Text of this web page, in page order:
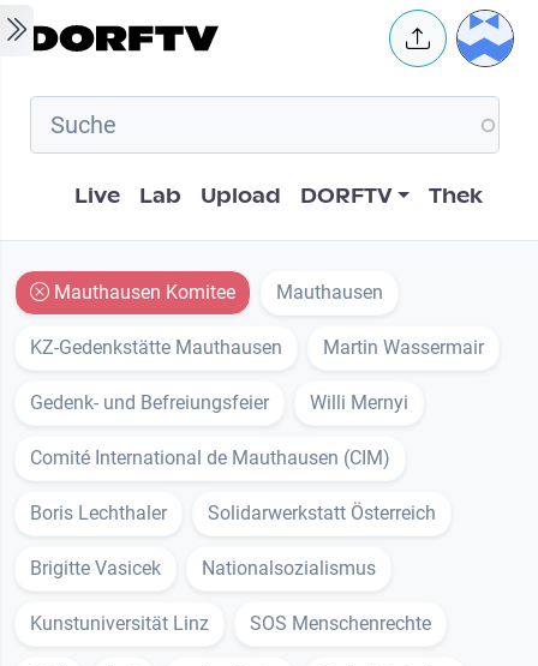
Skip to main content User
Hauptnavigation
Live Lab Upload DORFTV Thek
Mauthausen Komitee Mauthausen
KZ-Gedenkstätte Mauthausen Martin Wassermair
Gedenk- und Befreiungsfeier Willi Mernyi
Comité International de Mauthausen (CIM)
Boris Lechthaler Solidarwerkstatt Österreich
Brigitte Vasicek Nationalsozialismus
Kunstuniversität Linz SOS Menschenrechte